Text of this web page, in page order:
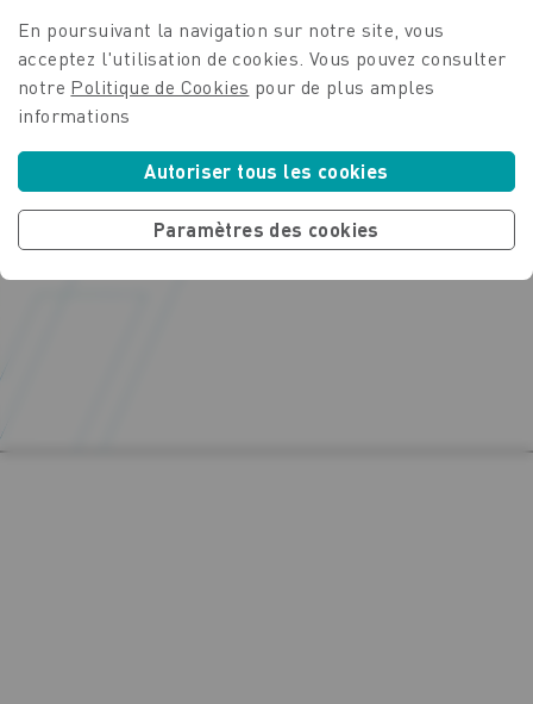
En poursuivant la navigation sur notre site, vous
acceptez l'utilisation de cookies . Vous pouvez consulter
notre Politique de Cookies pour de plus amples
informations
Autoriser tous les cookies
Paramètres des cookies